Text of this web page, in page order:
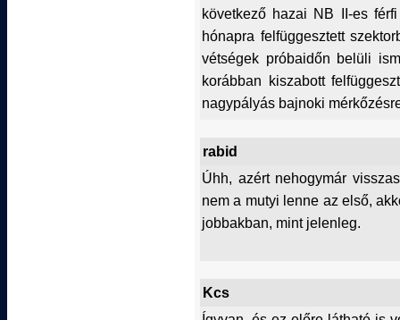
következő hazai NB II-es
hónapra felfüggesztett
vétségek próbaidőn belüli
korábban kiszabott
nagypályás bajnoki
rabid
Úhh, azért nehogymár
nem a mutyi lenne az első,
jobbakban, mint jelenleg.
Kcs